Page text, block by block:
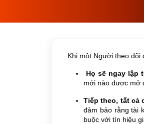
Khi một Người theo dõi
Họ sẽ ngay lập
mới nào được mở
Tiếp theo, tất cả
đảm bảo rằng tài
buộc với tín hiệu